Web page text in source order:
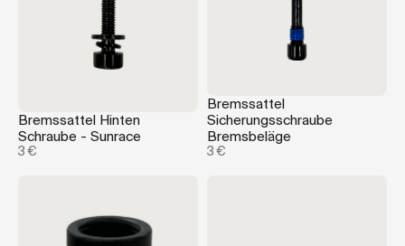
Bremssattel Hinten
Schraube - Sunrace
3 €
Bremssattel
Sicherungsschraube
Bremsbeläge
3 €